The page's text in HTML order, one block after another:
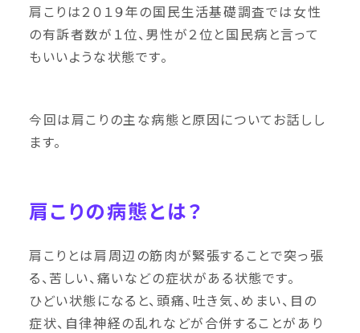
肩こりは２０１９年の国民生活基礎調査では女性
の有訴者数が１位、男性が２位と国民病と言って
もいいような状態です。
今回は肩こりの主な病態と原因についてお話しし
ます。
肩こりの病態とは？
肩こりとは肩周辺の筋肉が緊張することで突っ張
る、苦しい、痛いなどの症状がある状態です。
ひどい状態になると、頭痛、吐き気、めまい、目の
症状、自律神経の乱れなどが合併することがあり